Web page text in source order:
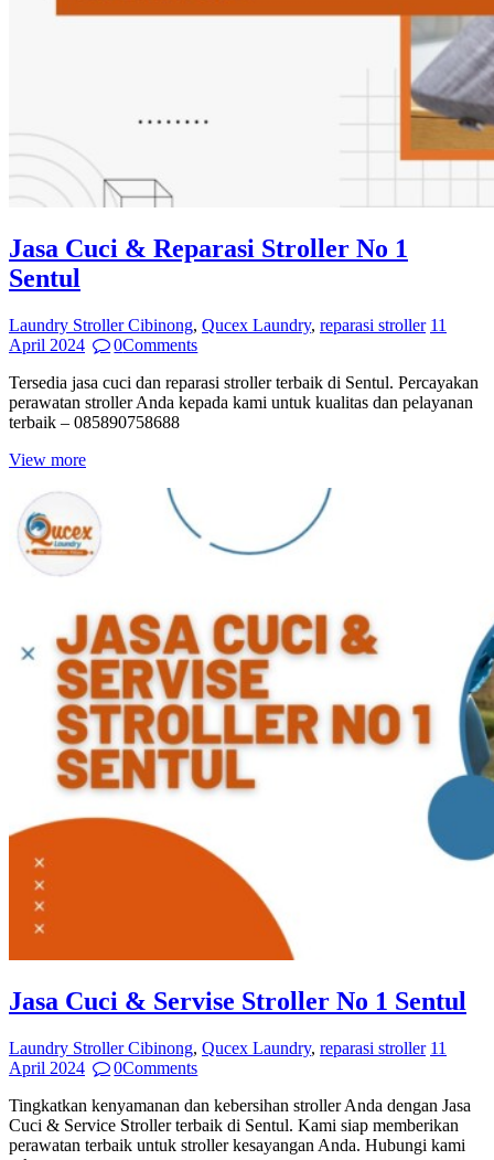
Jasa Cuci & Reparasi Stroller No 1
Sentul
Laundry Stroller Cibinong, Qucex Laundry, reparasi stroller 11
April 2024
0Comments
Tersedia jasa cuci dan reparasi stroller terbaik di Sentul. Percayakan
perawatan stroller Anda kepada kami untuk kualitas dan pelayanan
terbaik – 085890758688
View more
Jasa Cuci & Servise Stroller No 1 Sentul
Laundry Stroller Cibinong, Qucex Laundry, reparasi stroller 11
April 2024
0Comments
Tingkatkan kenyamanan dan kebersihan stroller Anda dengan Jasa
Cuci & Service Stroller terbaik di Sentul. Kami siap memberikan
perawatan terbaik untuk stroller kesayangan Anda. Hubungi kami